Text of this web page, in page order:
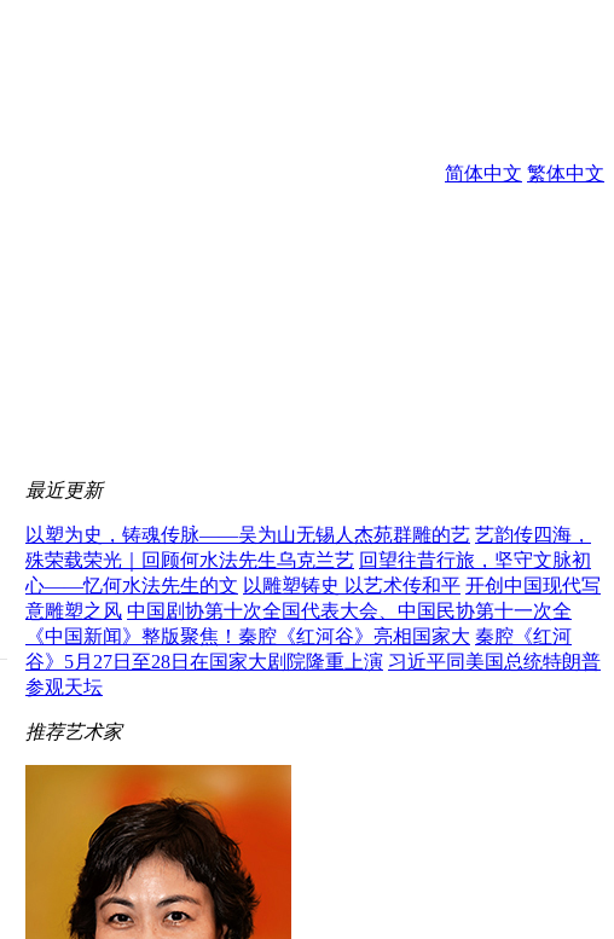
简体中文 繁体中文
最近更新
以塑为史，铸魂传脉——吴为山无锡人杰苑群雕的艺 艺韵传四海，
殊荣载荣光｜回顾何水法先生乌克兰艺 回望往昔行旅，坚守文脉初
心——忆何水法先生的文 以雕塑铸史 以艺术传和平 开创中国现代写
意雕塑之风 中国剧协第十次全国代表大会、中国民协第十一次全
《中国新闻》整版聚焦！秦腔《红河谷》亮相国家大 秦腔《红河
谷》5月27日至28日在国家大剧院隆重上演 习近平同美国总统特朗普
参观天坛
推荐艺术家